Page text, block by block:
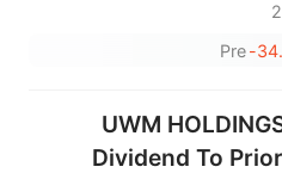
-
Pre
UWM
Dividend To